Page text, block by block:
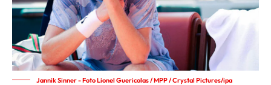
Jannik Sinner - Foto Lionel Guericolas / MPP / Crystal Pictures/ipa